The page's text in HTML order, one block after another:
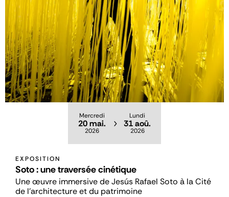
Mercredi
20 mai.
2026
Lundi
31 aoû.
2026
EXPOSITION
Soto : une traversée cinétique
Une œuvre immersive de Jesús Rafael Soto à la Cité
de l'architecture et du patrimoine